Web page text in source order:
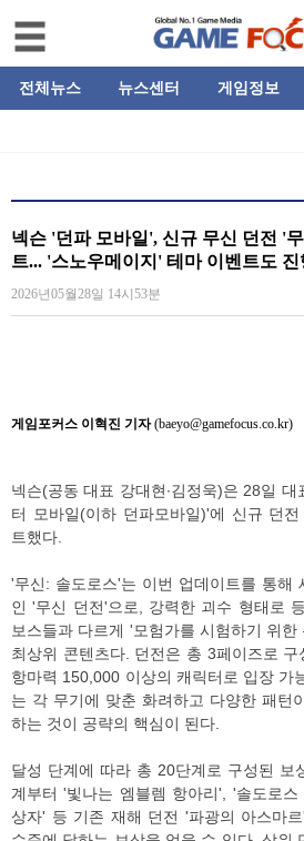
전체뉴스 뉴스센터 게임정보
넥슨 '던파 모바일', 신규 무신 던전 '
트... '스노우메이지' 테마 이벤트도 진
2026년05월28일 14시53분
게임포커스 이혁진 기자(baeyo@gamefocus.co.kr)
넥슨(공동 대표 강대현∙김정욱)은 28일
터 모바일(이하 던파모바일)'에 신규 던
트했다.
'무신: 솔도로스'는 이번 업데이트를 통해
인 '무신 던전'으로, 강력한 괴수 형태로
보스들과 다르게 '모험가를 시험하기 위한
최상위 콘텐츠다. 던전은 총 3페이즈로
항마력 150,000 이상의 캐릭터로 입장 가
는 각 무기에 맞춘 화려하고 다양한 패턴
하는 것이 공략의 핵심이 된다.
달성 단계에 따라 총 20단계로 구성된 보
계부터 '빛나는 엠블렘 항아리', '솔도로
상자' 등 기존 재해 던전 '파광의 아스마